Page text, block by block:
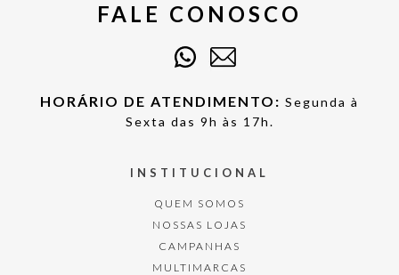
FALE CONOSCO
HORÁRIO DE ATENDIMENTO: Segunda à
Sexta das 9h às 17h.
INSTITUCIONAL
QUEM SOMOS
NOSSAS LOJAS
CAMPANHAS
MULTIMARCAS